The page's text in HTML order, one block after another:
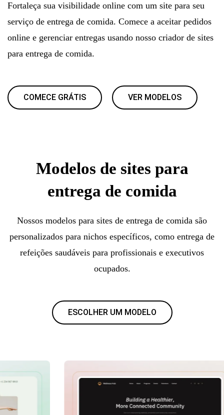
Fortaleça sua visibilidade online com um site para seu
serviço de entrega de comida. Comece a aceitar pedidos
online e gerenciar entregas usando nosso criador de sites
para entrega de comida.
COMECE GRÁTIS VER MODELOS
Modelos de sites para
entrega de comida
Nossos modelos para sites de entrega de comida são
personalizados para nichos específicos, como entrega de
refeições saudáveis para profissionais e executivos
ocupados.
ESCOLHER UM MODELO